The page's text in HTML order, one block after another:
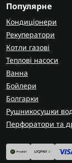
Популярне
Кондиціонери
Рекуператори
Котли газові
Теплові насоси
Ванна
Бойлери
Болгарки
Рушникосушки
Перфоратори та